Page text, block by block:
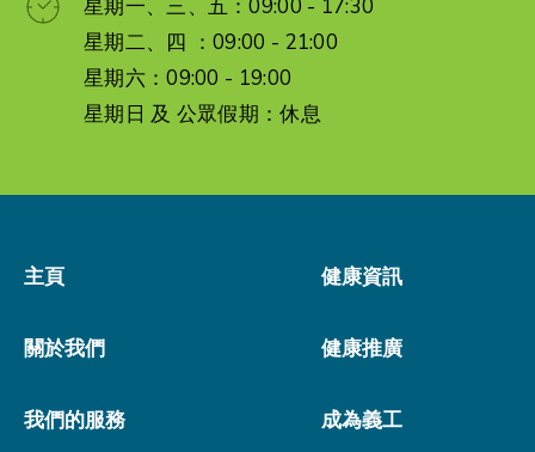
星期一、三、五：09:00 - 17:30
星期二、四 ：09:00 - 21:00
星期六：09:00 - 19:00
星期日 及 公眾假期：休息
主頁
關於我們
我們的服務
健康資訊
健康推廣
成為義工